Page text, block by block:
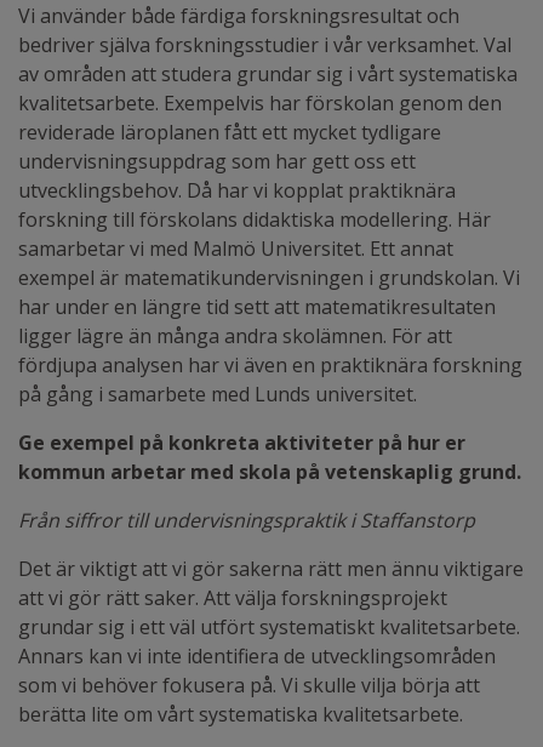
Vi använder både färdiga forskningsresultat och
bedriver själva forskningsstudier i vår verksamhet. Val
av områden att studera grundar sig i vårt systematiska
kvalitetsarbete. Exempelvis har förskolan genom den
reviderade läroplanen fått ett mycket tydligare
undervisningsuppdrag som har gett oss ett
utvecklingsbehov. Då har vi kopplat praktiknära
forskning till förskolans didaktiska modellering. Här
samarbetar vi med Malmö Universitet. Ett annat
exempel är matematikundervisningen i grundskolan. Vi
har under en längre tid sett att matematikresultaten
ligger lägre än många andra skolämnen. För att
fördjupa analysen har vi även en praktiknära forskning
på gång i samarbete med Lunds universitet.
Ge exempel på konkreta aktiviteter på hur er
kommun arbetar med skola på vetenskaplig grund.
Från siffror till undervisningspraktik i Staffanstorp
Det är viktigt att vi gör sakerna rätt men ännu viktigare
att vi gör rätt saker. Att välja forskningsprojekt
grundar sig i ett väl utfört systematiskt kvalitetsarbete.
Annars kan vi inte identifiera de utvecklingsområden
som vi behöver fokusera på. Vi skulle vilja börja att
berätta lite om vårt systematiska kvalitetsarbete.